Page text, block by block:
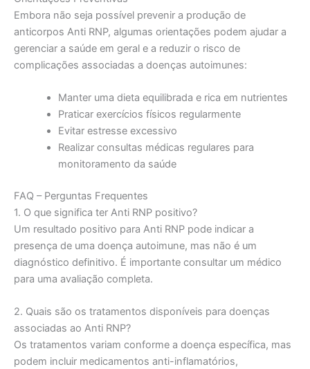
Embora não seja possível prevenir a produção de
anticorpos Anti RNP, algumas orientações podem ajudar a
gerenciar a saúde em geral e a reduzir o risco de
complicações associadas a doenças autoimunes:
Manter uma dieta equilibrada e rica em nutrientes
Praticar exercícios físicos regularmente
Evitar estresse excessivo
Realizar consultas médicas regulares para
monitoramento da saúde
FAQ – Perguntas Frequentes
1. O que significa ter Anti RNP positivo?
Um resultado positivo para Anti RNP pode indicar a
presença de uma doença autoimune, mas não é um
diagnóstico definitivo. É importante consultar um médico
para uma avaliação completa.
2. Quais são os tratamentos disponíveis para doenças
associadas ao Anti RNP?
Os tratamentos variam conforme a doença específica, mas
podem incluir medicamentos anti-inflamatórios,